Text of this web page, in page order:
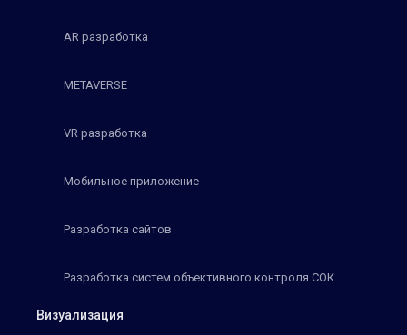
AR разработка
METAVERSE
VR разработка
Мобильное приложение
Разработка сайтов
Разработка систем объективного контроля СОК
Визуализация